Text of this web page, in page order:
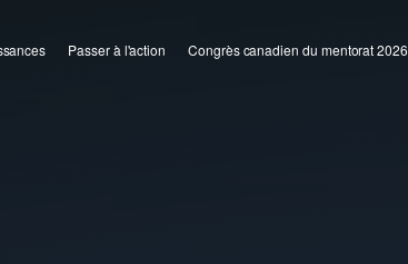
Passer à l'action Congrès canadien du mentorat 2026